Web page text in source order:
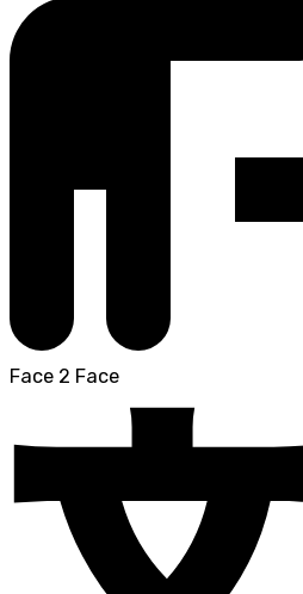
Face 2 Face